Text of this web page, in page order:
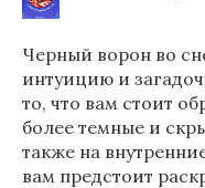
Черный ворон во
интуицию и
то, что вам стоит
более темные и
также на
вам предстоит